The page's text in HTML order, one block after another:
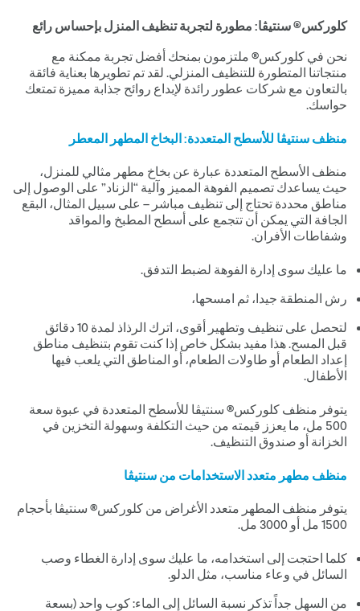
كلوركس® سنتيڤا: مطورة لتجربة تنظيف المنزل بإحساس رائع
نحن في كلوركس® ملتزمون بمنحك أفضل تجربة ممكنة مع
منتجاتنا المتطورة للتنظيف المنزلي. لقد تم تطويرها بعناية فائقة
بالتعاون مع شركات عطور رائدة لإبداع روائح جذابة مميزة تمتعك
حواسك.
منظف سنتيڤا للأسطح المتعددة: البخاخ المطهر المعطر
منظف الأسطح المتعددة عبارة عن بخاخ مطهر مثالي للمنزل،
حيث يساعدك تصميم الفوهة المميز وآلية “الزناد” على الوصول إلى
مناطق محددة تحتاج إلى تنظيف مباشر – على سبيل المثال، البقع
الجافة التي يمكن أن تتجمع على أسطح المطبخ والمواقد
وشفاطات الأفران.
ما عليك سوى إدارة الفوهة لضبط التدفق.
رش المنطقة جيدا، ثم امسحها،
لتحصل على تنظيف وتطهير أقوى، اترك الرذاذ لمدة 01 دقائق
قبل المسح. هذا مفيد بشكل خاص إذا كنت تقوم بتنظيف مناطق
إعداد الطعام أو طاولات الطعام، أو المناطق التي يلعب فيها
الأطفال.
يتوفر منظف كلوركس® سنتيڤا للأسطح المتعددة في عبوة سعة
005 مل، ما يعزز قيمته من حيث التكلفة وسهولة التخزين في
الخزانة أو صندوق التنظيف.
منظف مطهر متعدد الاستخدامات من سنتيڤا
يتوفر منظف المطهر متعدد الأغراض من كلوركس® سنتيڤا بأحجام
0051 مل أو 0003 مل.
كلما احتجت إلى استخدامه، ما عليك سوى إدارة الغطاء وصب
السائل في وعاء مناسب، مثل الدلو.
من السهل جداً تذكر نسبة السائل إلى الماء: كوب واحد (بسعة